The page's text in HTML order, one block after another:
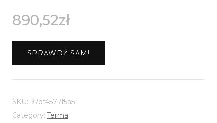
890,52zł
SPRAWDŹ SAM!
SKU: 97df4577f5a5
Category: Terma